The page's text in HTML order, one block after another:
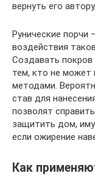
вернуть его
Рунические порчи
воздействия
Создавать
тем, кто не может
методами.
став для
позволят
защитить дом,
если ожирение
Как